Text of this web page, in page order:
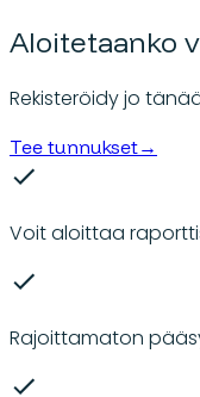
Aloitetaanko
Rekisteröidy jo
Tee tunnukset→
Voit aloittaa
Rajoittamaton